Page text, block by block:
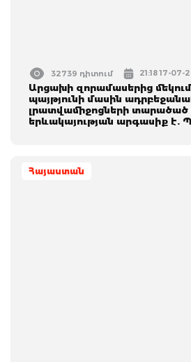
32739 դիտում 21:18 17-07-
Արցախի զորամասերից
պայթյունի մասին
լրատվամիջոցների տարածած
երևակայության արգասիք է.
Հայաստան